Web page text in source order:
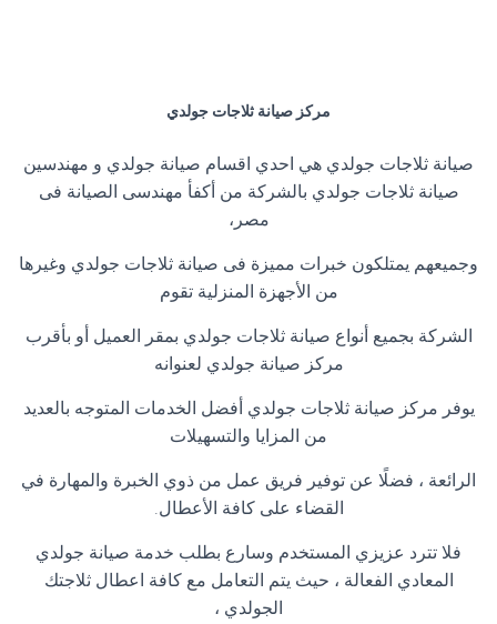
مركز صيانة ثلاجات جولدي
صيانة ثلاجات جولدي هي احدي اقسام صيانة جولدي و مهندسين
صيانة ثلاجات جولدي بالشركة من أكفأ مهندسى الصيانة فى
مصر،
وجميعهم يمتلكون خبرات مميزة فى صيانة ثلاجات جولدي وغيرها
من الأجهزة المنزلية تقوم
الشركة بجميع أنواع صيانة ثلاجات جولدي بمقر العميل أو بأقرب
مركز صيانة جولدي لعنوانه
يوفر مركز صيانة ثلاجات جولدي أفضل الخدمات المتوجه بالعديد
من المزايا والتسهيلات
الرائعة ، فضلًا عن توفير فريق عمل من ذوي الخبرة والمهارة في
القضاء على كافة الأعطال.
فلا تترد عزيزي المستخدم وسارع بطلب خدمة صيانة جولدي
المعادي الفعالة ، حيث يتم التعامل مع كافة اعطال ثلاجتك
الجولدي ،